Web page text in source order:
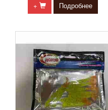
+ Подробнее